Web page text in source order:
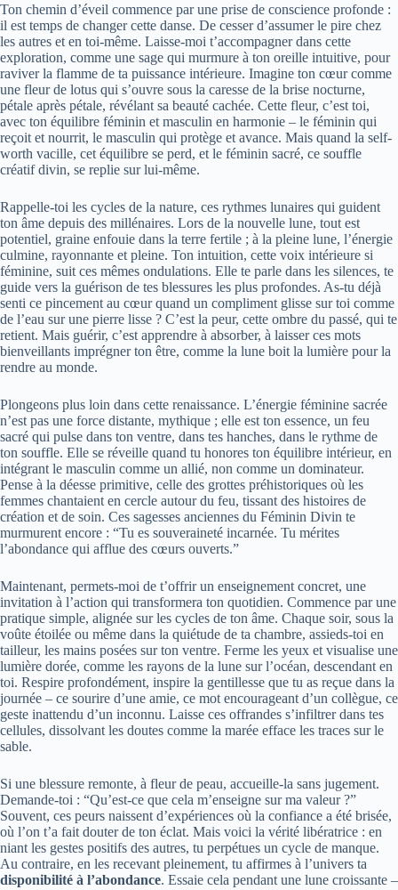
Ton chemin d’éveil commence par une prise de conscience profonde :
il est temps de changer cette danse. De cesser d’assumer le pire chez
les autres et en toi-même. Laisse-moi t’accompagner dans cette
exploration, comme une sage qui murmure à ton oreille intuitive, pour
raviver la flamme de ta puissance intérieure. Imagine ton cœur comme
une fleur de lotus qui s’ouvre sous la caresse de la brise nocturne,
pétale après pétale, révélant sa beauté cachée. Cette fleur, c’est toi,
avec ton équilibre féminin et masculin en harmonie – le féminin qui
reçoit et nourrit, le masculin qui protège et avance. Mais quand la self-
worth vacille, cet équilibre se perd, et le féminin sacré, ce souffle
créatif divin, se replie sur lui-même.
Rappelle-toi les cycles de la nature, ces rythmes lunaires qui guident
ton âme depuis des millénaires. Lors de la nouvelle lune, tout est
potentiel, graine enfouie dans la terre fertile ; à la pleine lune, l’énergie
culmine, rayonnante et pleine. Ton intuition, cette voix intérieure si
féminine, suit ces mêmes ondulations. Elle te parle dans les silences, te
guide vers la guérison de tes blessures les plus profondes. As-tu déjà
senti ce pincement au cœur quand un compliment glisse sur toi comme
de l’eau sur une pierre lisse ? C’est la peur, cette ombre du passé, qui te
retient. Mais guérir, c’est apprendre à absorber, à laisser ces mots
bienveillants imprégner ton être, comme la lune boit la lumière pour la
rendre au monde.
Plongeons plus loin dans cette renaissance. L’énergie féminine sacrée
n’est pas une force distante, mythique ; elle est ton essence, un feu
sacré qui pulse dans ton ventre, dans tes hanches, dans le rythme de
ton souffle. Elle se réveille quand tu honores ton équilibre intérieur, en
intégrant le masculin comme un allié, non comme un dominateur.
Pense à la déesse primitive, celle des grottes préhistoriques où les
femmes chantaient en cercle autour du feu, tissant des histoires de
création et de soin. Ces sagesses anciennes du Féminin Divin te
murmurent encore : “Tu es souveraineté incarnée. Tu mérites
l’abondance qui afflue des cœurs ouverts.”
Maintenant, permets-moi de t’offrir un enseignement concret, une
invitation à l’action qui transformera ton quotidien. Commence par une
pratique simple, alignée sur les cycles de ton âme. Chaque soir, sous la
voûte étoilée ou même dans la quiétude de ta chambre, assieds-toi en
tailleur, les mains posées sur ton ventre. Ferme les yeux et visualise une
lumière dorée, comme les rayons de la lune sur l’océan, descendant en
toi. Respire profondément, inspire la gentillesse que tu as reçue dans la
journée – ce sourire d’une amie, ce mot encourageant d’un collègue, ce
geste inattendu d’un inconnu. Laisse ces offrandes s’infiltrer dans tes
cellules, dissolvant les doutes comme la marée efface les traces sur le
sable.
Si une blessure remonte, à fleur de peau, accueille-la sans jugement.
Demande-toi : “Qu’est-ce que cela m’enseigne sur ma valeur ?”
Souvent, ces peurs naissent d’expériences où la confiance a été brisée,
où l’on t’a fait douter de ton éclat. Mais voici la vérité libératrice : en
niant les gestes positifs des autres, tu perpétues un cycle de manque.
Au contraire, en les recevant pleinement, tu affirmes à l’univers ta
disponibilité à l’abondance. Essaie cela pendant une lune croissante –